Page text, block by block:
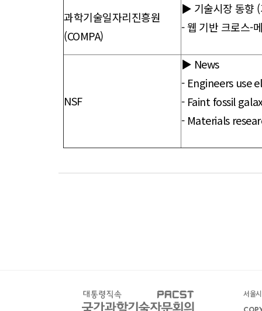
과학기술일자리진흥원
(COMPA)
▶ 기술시장 동향
-웹 기반 크로스-
NSF
▶ News
- Engineers use
- Faint fossil
- Materials
서울